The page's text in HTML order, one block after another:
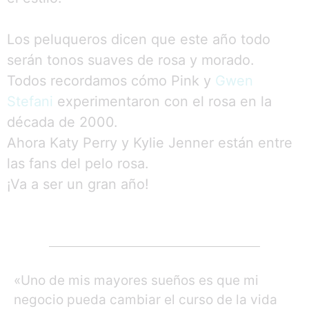
Los peluqueros dicen que este año todo
serán tonos suaves de rosa y morado.
Todos recordamos cómo Pink y Gwen
Stefani experimentaron con el rosa en la
década de 2000.
Ahora Katy Perry y Kylie Jenner están entre
las fans del pelo rosa.
¡Va a ser un gran año!
«Uno de mis mayores sueños es que mi
negocio pueda cambiar el curso de la vida